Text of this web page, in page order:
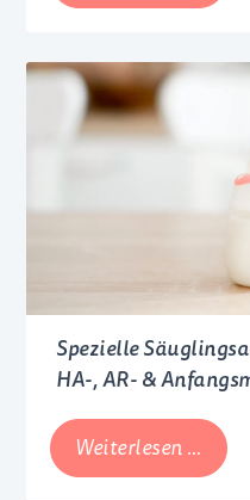
Spezielle
HA-, AR- &
Weiterlesen …